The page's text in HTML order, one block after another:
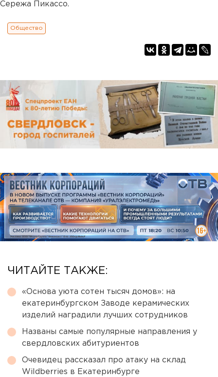
Сережа Пикассо.
Общество
ЧИТАЙТЕ ТАКЖЕ:
«Основа уюта сотен тысяч домов»: на
екатеринбургском Заводе керамических
изделий наградили лучших сотрудников
Названы самые популярные направления у
свердловских абитуриентов
Очевидец рассказал про атаку на склад
Wildberries в Екатеринбурге